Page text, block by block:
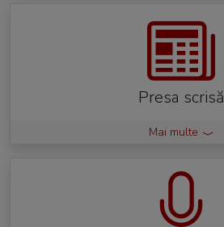
Presa scrisă
Mai multe